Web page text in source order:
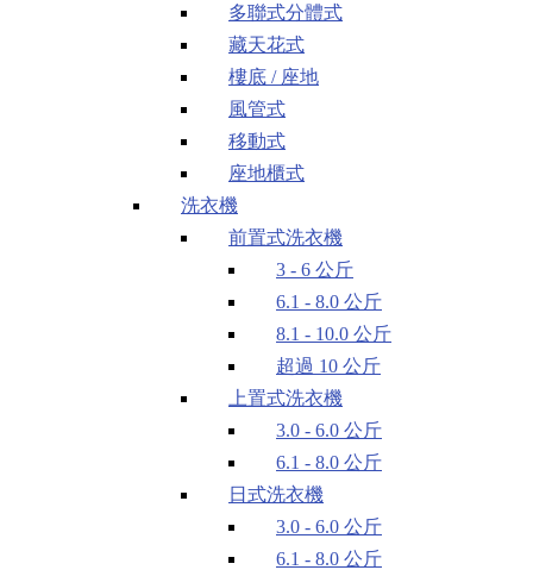
多聯式分體式
藏天花式
樓底 / 座地
風管式
移動式
座地櫃式
洗衣機
前置式洗衣機
3 - 6 公斤
6.1 - 8.0 公斤
8.1 - 10.0 公斤
超過 10 公斤
上置式洗衣機
3.0 - 6.0 公斤
6.1 - 8.0 公斤
日式洗衣機
3.0 - 6.0 公斤
6.1 - 8.0 公斤